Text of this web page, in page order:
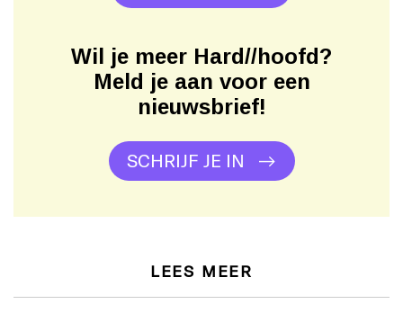
Wil je meer Hard//hoofd?
Meld je aan voor een
nieuwsbrief!
SCHRIJF JE IN
LEES MEER